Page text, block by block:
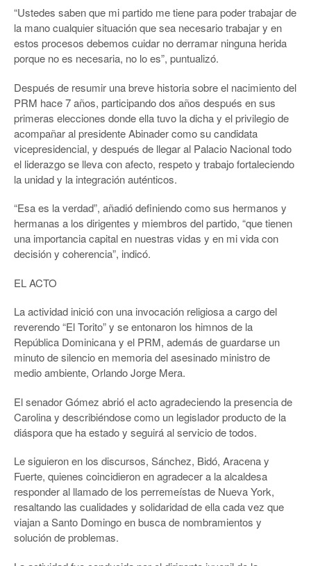
“Ustedes saben que mi partido me tiene para poder trabajar de
la mano cualquier situación que sea necesario trabajar y en
estos procesos debemos cuidar no derramar ninguna herida
porque no es necesaria, no lo es”, puntualizó.
Después de resumir una breve historia sobre el nacimiento del
PRM hace 7 años, participando dos años después en sus
primeras elecciones donde ella tuvo la dicha y el privilegio de
acompañar al presidente Abinader como su candidata
vicepresidencial, y después de llegar al Palacio Nacional todo
el liderazgo se lleva con afecto, respeto y trabajo fortaleciendo
la unidad y la integración auténticos.
“Esa es la verdad”, añadió definiendo como sus hermanos y
hermanas a los dirigentes y miembros del partido, “que tienen
una importancia capital en nuestras vidas y en mi vida con
decisión y coherencia”, indicó.
EL ACTO
La actividad inició con una invocación religiosa a cargo del
reverendo “El Torito” y se entonaron los himnos de la
República Dominicana y el PRM, además de guardarse un
minuto de silencio en memoria del asesinado ministro de
medio ambiente, Orlando Jorge Mera.
El senador Gómez abrió el acto agradeciendo la presencia de
Carolina y describiéndose como un legislador producto de la
diáspora que ha estado y seguirá al servicio de todos.
Le siguieron en los discursos, Sánchez, Bidó, Aracena y
Fuerte, quienes coincidieron en agradecer a la alcaldesa
responder al llamado de los perremeístas de Nueva York,
resaltando las cualidades y solidaridad de ella cada vez que
viajan a Santo Domingo en busca de nombramientos y
solución de problemas.